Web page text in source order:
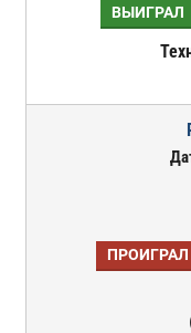
ВЫИГРАЛ
ПРОИГРАЛ